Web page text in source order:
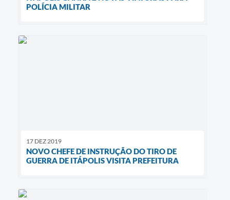
POLÍCIA MILITAR
17 DEZ 2019
NOVO CHEFE DE INSTRUÇÃO DO TIRO DE
GUERRA DE ITÁPOLIS VISITA PREFEITURA